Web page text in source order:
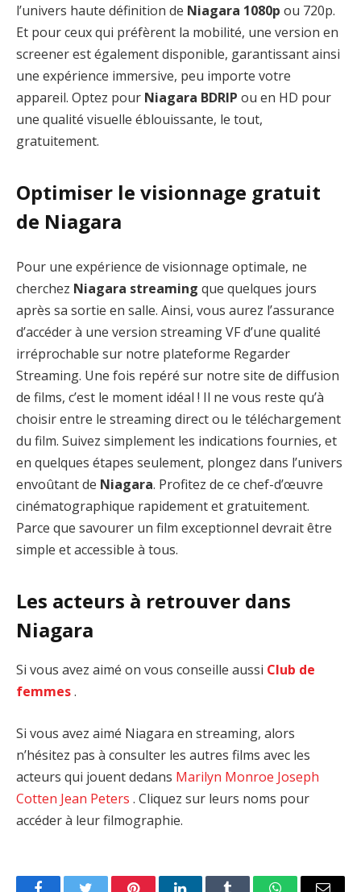
l’univers haute définition de Niagara 1080p ou 720p.
Et pour ceux qui préfèrent la mobilité, une version en
screener est également disponible, garantissant ainsi
une expérience immersive, peu importe votre
appareil. Optez pour Niagara BDRIP ou en HD pour
une qualité visuelle éblouissante, le tout,
gratuitement.
Optimiser le visionnage gratuit
de Niagara
Pour une expérience de visionnage optimale, ne
cherchez Niagara streaming que quelques jours
après sa sortie en salle. Ainsi, vous aurez l’assurance
d’accéder à une version streaming VF d’une qualité
irréprochable sur notre plateforme Regarder
Streaming. Une fois repéré sur notre site de diffusion
de films, c’est le moment idéal ! Il ne vous reste qu’à
choisir entre le streaming direct ou le téléchargement
du film. Suivez simplement les indications fournies, et
en quelques étapes seulement, plongez dans l’univers
envoûtant de Niagara. Profitez de ce chef-d’œuvre
cinématographique rapidement et gratuitement.
Parce que savourer un film exceptionnel devrait être
simple et accessible à tous.
Les acteurs à retrouver dans
Niagara
Si vous avez aimé on vous conseille aussi Club de
femmes.
Si vous avez aimé Niagara en streaming, alors
n’hésitez pas à consulter les autres films avec les
acteurs qui jouent dedans Marilyn Monroe Joseph
Cotten Jean Peters . Cliquez sur leurs noms pour
accéder à leur filmographie.